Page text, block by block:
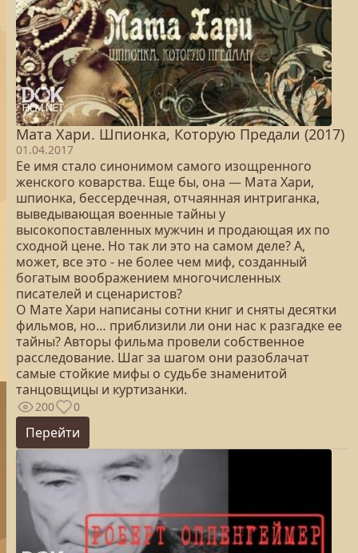
Мата Хари. Шпионка, Которую Предали (2017)
01.04.2017
Ее имя стало синонимом самого изощренного
женского коварства. Еще бы, она — Мата Хари,
шпионка, бессердечная, отчаянная интриганка,
выведывающая военные тайны у
высокопоставленных мужчин и продающая их по
сходной цене. Но так ли это на самом деле? А,
может, все это - не более чем миф, созданный
богатым воображением многочисленных
писателей и сценаристов?
О Мате Хари написаны сотни книг и сняты десятки
фильмов, но… приблизили ли они нас к разгадке ее
тайны? Авторы фильма провели собственное
расследование. Шаг за шагом они разоблачат
самые стойкие мифы о судьбе знаменитой
танцовщицы и куртизанки.
200 0
Перейти